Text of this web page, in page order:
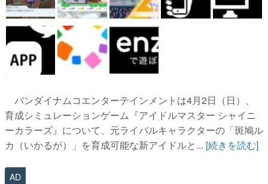
バンダイナムコエンターテインメントは4月2日（日）、
育成シミュレーションゲーム『アイドルマスター シャイニ
ーカラーズ』について、元ライバルキャラクターの「斑鳩ル
カ（いかるが）」を育成可能な新アイドルと... [続きを読む]
AD